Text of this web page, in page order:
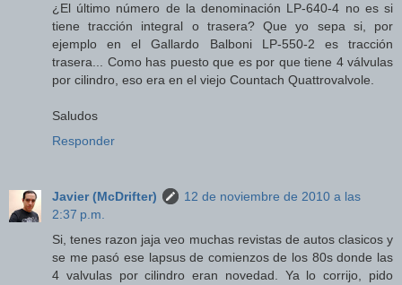
¿El último número de la denominación LP-640-4 no es si
tiene tracción integral o trasera? Que yo sepa si, por
ejemplo en el Gallardo Balboni LP-550-2 es tracción
trasera... Como has puesto que es por que tiene 4 válvulas
por cilindro, eso era en el viejo Countach Quattrovalvole.
Saludos
Responder
Javier (McDrifter)
12 de noviembre de 2010 a las
2:37 p.m.
Si, tenes razon jaja veo muchas revistas de autos clasicos y
se me pasó ese lapsus de comienzos de los 80s donde las
4 valvulas por cilindro eran novedad. Ya lo corrijo, pido